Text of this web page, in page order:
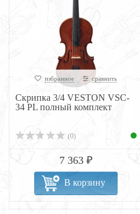
избранное сравнить
Скрипка 3/4 VESTON VSC-
34 PL полный комплект
(0)
7 363 ₽
В корзину